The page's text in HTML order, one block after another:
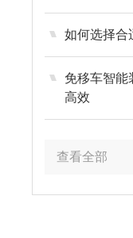
如何选择合
免移车智能
高效
查看全部